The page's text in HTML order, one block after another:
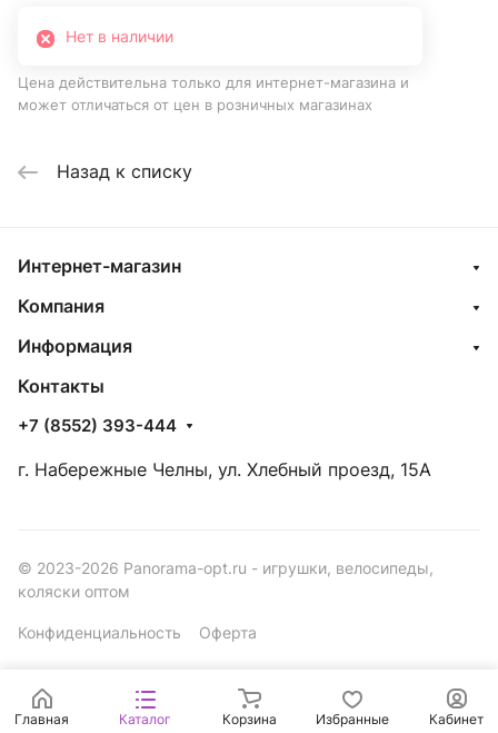
Нет в наличии
Цена действительна только для интернет-магазина и
может отличаться от цен в розничных магазинах
Назад к списку
Интернет-магазин
Компания
Информация
Контакты
+7 (8552) 393-444
г. Набережные Челны, ул. Хлебный проезд, 15А
© 2023-2026 Panorama-opt.ru - игрушки, велосипеды,
коляски оптом
Конфиденциальность Оферта
Главная Каталог Корзина Избранные Кабинет